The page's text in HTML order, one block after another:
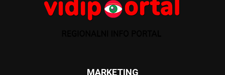
MARKETING